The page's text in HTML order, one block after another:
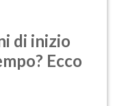
di inizio
Ecco